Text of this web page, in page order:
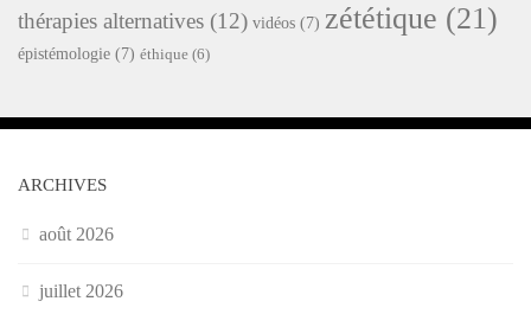
thérapies alternatives (12) vidéos (7) zététique (21)
épistémologie (7) éthique (6)
ARCHIVES
août 2026
juillet 2026